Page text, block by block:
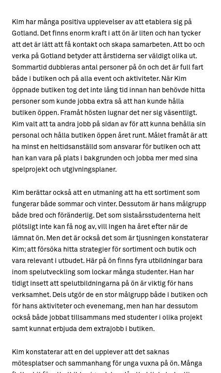
Kim har många positiva upplevelser av att etablera sig på
Gotland. Det finns enorm kraft i att ön är liten och han tycker
att det är lätt att få kontakt och skapa samarbeten. Att bo och
verka på Gotland betyder att årstiderna ser väldigt olika ut.
Sommartid dubbleras antal personer på ön och det är full fart
både i butiken och på alla event och aktiviteter. När Kim
öppnade butiken tog det inte lång tid innan han behövde hitta
personer som kunde jobba extra så att han kunde hålla
butiken öppen. Framåt hösten lugnar det ner sig väsentligt.
Kim valt att ta andra jobb på sidan av för att kunna behålla sin
personal och hålla butiken öppen året runt. Målet framåt är att
ha minst en heltidsanställd som ansvarar för butiken och att
han kan vara på plats i bakgrunden och jobba mer med sina
spelprojekt och utgivningsplaner.
Kim berättar också att en utmaning att ha ett sortiment som
fungerar både sommar och vinter. Dessutom är hans målgrupp
både bred och föränderlig. Det som sistaårsstudenterna helt
plötsligt inte kan få nog av, vill ingen ha året efter när de
lämnat ön. Men det är också det som är tjusningen konstaterar
Kim; att försöka hitta strategier för sortiment och butik och
vara relevant i utbudet. Här på ön finns fyra utbildningar bara
inom spelutveckling som lockar många studenter. Han har
tidigt insett att spelutbildningarna på ön är viktig för hans
verksamhet. Dels utgör de en stor målgrupp både i butiken och
för hans aktiviteter och evenemang, men han har dessutom
också både jobbat tillsammans med studenter i olika projekt
samt kunnat erbjuda dem extrajobb i butiken.
Kim konstaterar att en del upplever att det saknas
mötesplatser och sammanhang för unga vuxna på ön. Många